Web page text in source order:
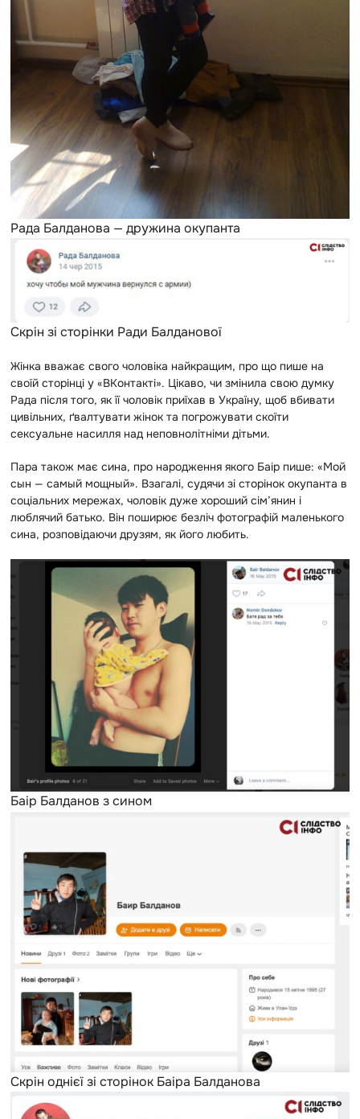
Рада Балданова — дружина окупанта
Скрін зі сторінки Ради Балданової
Жінка вважає свого чоловіка найкращим, про що пише на
своїй сторінці у «ВКонтакті». Цікаво, чи змінила свою думку
Рада після того, як її чоловік приїхав в Україну, щоб вбивати
цивільних, ґвалтувати жінок та погрожувати скоїти
сексуальне насилля над неповнолітніми дітьми.
Пара також має сина, про народження якого Баір пише: «Мой
сын — самый мощный». Взагалі, судячи зі сторінок окупанта в
соціальних мережах, чоловік дуже хороший сім’янин і
люблячий батько. Він поширює безліч фотографій маленького
сина, розповідаючи друзям, як його любить.
Баір Балданов з сином
Скрін однієї зі сторінок Баіра Балданова